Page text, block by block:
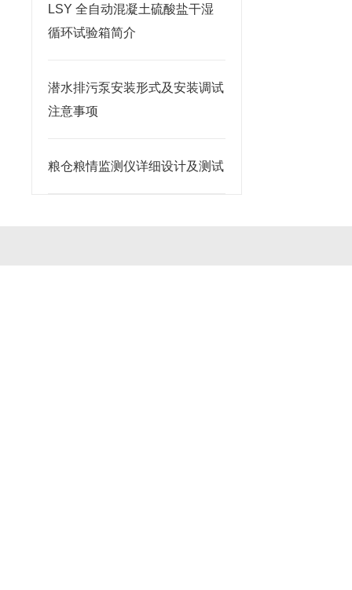
LSY 全自动混凝土硫酸盐干湿
循环试验箱简介
潜水排污泵安装形式及安装调试
注意事项
粮仓粮情监测仪详细设计及测试